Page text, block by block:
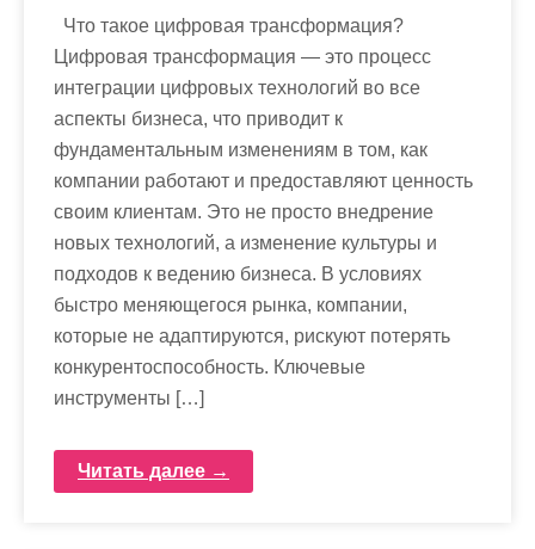
Что такое цифровая трансформация?
Цифровая трансформация — это процесс
интеграции цифровых технологий во все
аспекты бизнеса, что приводит к
фундаментальным изменениям в том, как
компании работают и предоставляют ценность
своим клиентам. Это не просто внедрение
новых технологий, а изменение культуры и
подходов к ведению бизнеса. В условиях
быстро меняющегося рынка, компании,
которые не адаптируются, рискуют потерять
конкурентоспособность. Ключевые
инструменты […]
Читать далее →